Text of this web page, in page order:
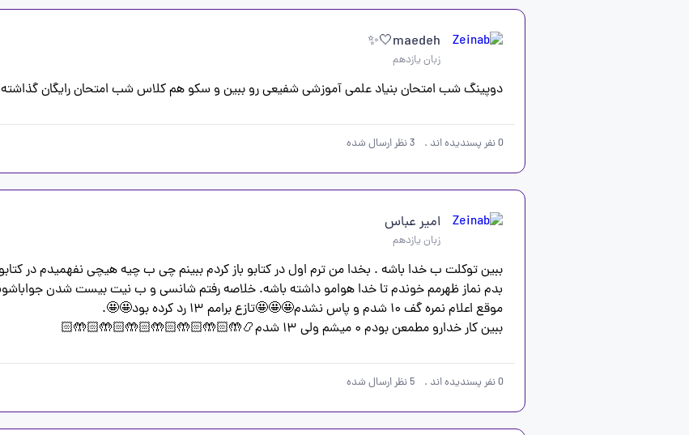
maedeh🤍✨
زبان یازدهم
دوپینگ شب امتحان بنیاد علمی آموزشی شفیعی رو ببین و سکو هم کلاس شب امتحان رایگان گذاشته
0نفر پسندیده اند .
3نظر ارسال شده
امیر عباس
زبان یازدهم
ببین کار خدارو مطمعن بودم ۰ میشم ولی ۱۳ شدم📿🤲🏻🤲🏻🤲🏻🤲🏻🤲🏻🤲🏻🤲🏻
0نفر پسندیده اند .
5نظر ارسال شده